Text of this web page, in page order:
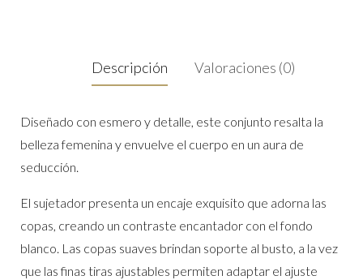
Descripción Valoraciones (0)
Diseñado con esmero y detalle, este conjunto resalta la
belleza femenina y envuelve el cuerpo en un aura de
seducción.
El sujetador presenta un encaje exquisito que adorna las
copas, creando un contraste encantador con el fondo
blanco. Las copas suaves brindan soporte al busto, a la vez
que las finas tiras ajustables permiten adaptar el ajuste